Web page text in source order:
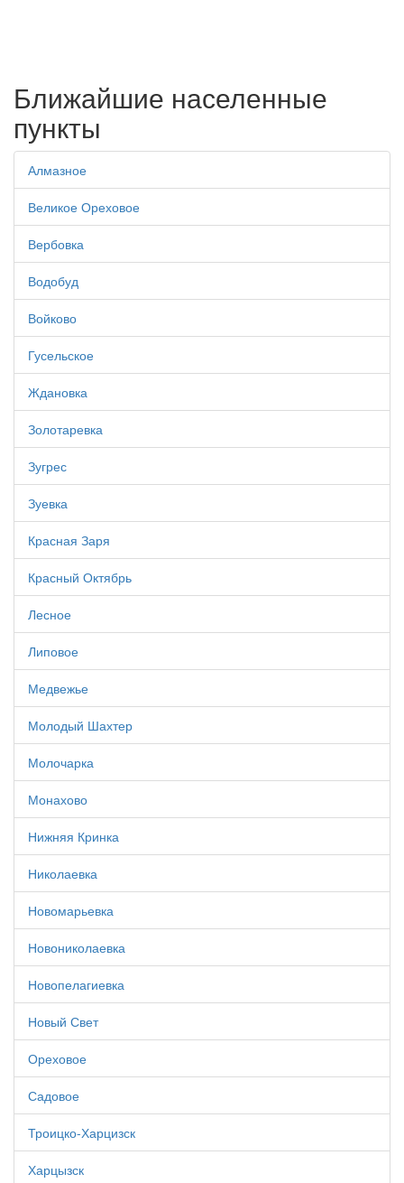
Ближайшие населенные
пункты
Алмазное
Великое Ореховое
Вербовка
Водобуд
Войково
Гусельское
Ждановка
Золотаревка
Зугрес
Зуевка
Красная Заря
Красный Октябрь
Лесное
Липовое
Медвежье
Молодый Шахтер
Молочарка
Монахово
Нижняя Кринка
Николаевка
Новомарьевка
Новониколаевка
Новопелагиевка
Новый Свет
Ореховое
Садовое
Троицко-Харцизск
Харцызск